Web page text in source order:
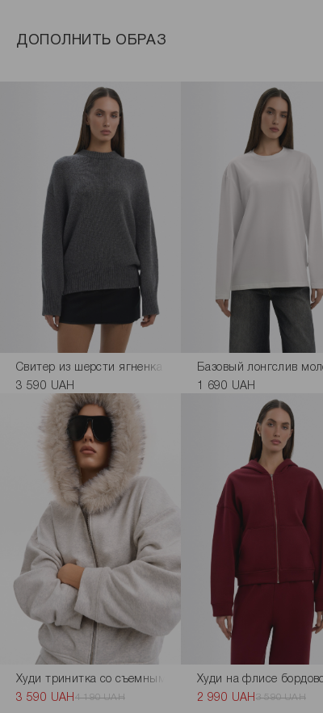
ДОПОЛНИТЬ ОБРАЗ
Свитер из шерсти ягненка серого цвета
3 590 UAH
Базовый лонгслив
1 690 UAH
Худи тринитка со съемным мехом светло-серого цвета
3 590 UAH 4 190 UAH
Худи на флисе
2 990 UAH 3 590 UAH